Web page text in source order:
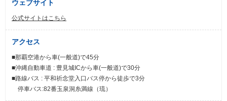
ウェブサイト
公式サイトはこちら
アクセス
■那覇空港から車(一般道)で45分
■沖縄自動車道 : 豊見城ICから車(一般道)で30分
■路線バス : 平和祈念堂入口バス停から徒歩で3分
停車バス:82番玉泉洞糸満線（琉）